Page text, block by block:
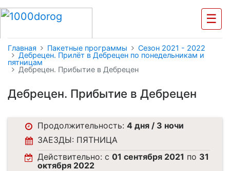
☰
Главная Пакетные программы
Cезон 2021 - 2022
Дебрецен. Прилёт в Дебрецен по понедельникам и
пятницам
Дебрецен. Прибытие в Дебрецен
Дебрецен. Прибытие в Дебрецен
Продолжительность:4 дня / 3 ночи
ЗАЕЗДЫ: ПЯТНИЦА
Действительно: c01 сентября 2021 по 31
октября 2022